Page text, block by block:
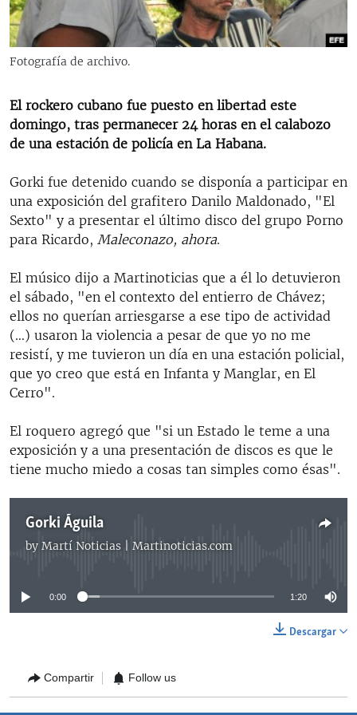
RADIO MARTÍ
ESPECIALES
ESPECIALES
LA REALIDAD DE LA VIVIENDA EN CUBA
SER VIEJO EN CUBA
LOS SANTOS DE HIALEAH
DESINFORMACIÓN RUSA EN AMÉRICA LATINA
LA INVASIÓN DE RUSIA A UCRANIA
MULTIMEDIA
EDITORIALES
SÍGUENOS
Fotografía de archivo.
El rockero cubano fue puesto en libertad este
domingo, tras permanecer 24 horas en el calabozo
de una estación de policía en La Habana.
Gorki fue detenido cuando se disponía a participar en
una exposición del grafitero Danilo Maldonado, "El
Sexto" y a presentar el último disco del grupo Porno
para Ricardo, Maleconazo, ahora.
El músico dijo a Martinoticias que a él lo detuvieron
el sábado, "en el contexto del entierro de Chávez;
ellos no querían arriesgarse a ese tipo de actividad
(…) usaron la violencia a pesar de que yo no me
resistí, y me tuvieron un día en una estación policial,
que yo creo que está en Infanta y Manglar, en El
Cerro".
El roquero agregó que "si un Estado le teme a una
exposición y a una presentación de discos es que le
tiene mucho miedo a cosas tan simples como ésas".
Gorki Águila
by Martí Noticias | Martinoticias.com
No media source currently available
0:00 1:20
Descargar
Compartir Follow us